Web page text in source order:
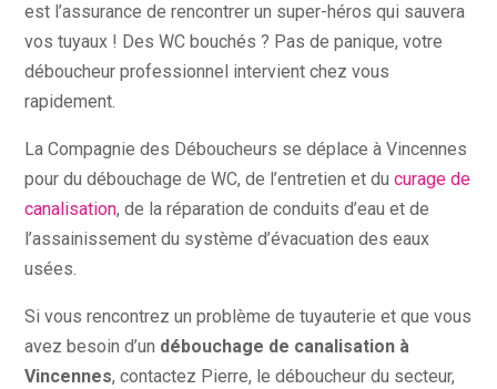
est l’assurance de rencontrer un super-héros qui sauvera
vos tuyaux ! Des WC bouchés ? Pas de panique, votre
déboucheur professionnel intervient chez vous
rapidement.
La Compagnie des Déboucheurs se déplace à Vincennes
pour du débouchage de WC, de l’entretien et ducurage de
canalisation, de la réparation de conduits d’eau et de
l’assainissement du système d’évacuation des eaux
usées.
Si vous rencontrez un problème de tuyauterie et que vous
avez besoin d’un débouchage de canalisation à
Vincennes, contactez Pierre, le déboucheur du secteur,